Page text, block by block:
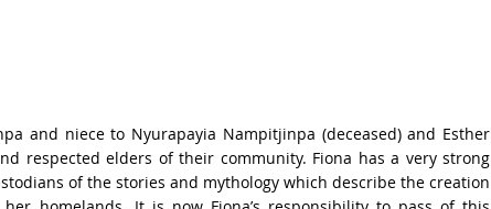
and niece to Nyurapayia Nampitjinpa (deceased) and Esther
respected elders of their community. Fiona has a very strong
of the stories and mythology which describe the creation